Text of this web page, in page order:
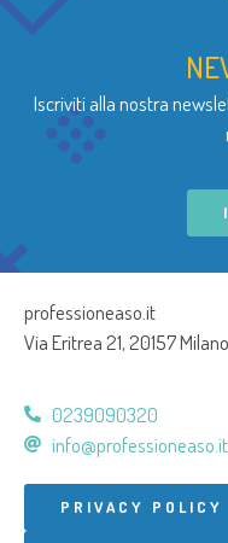
Iscriviti alla nostra
professioneaso.it
Via Eritrea 21, 20157
0239090320
info@professioneaso.it
PRIVACY POLICY